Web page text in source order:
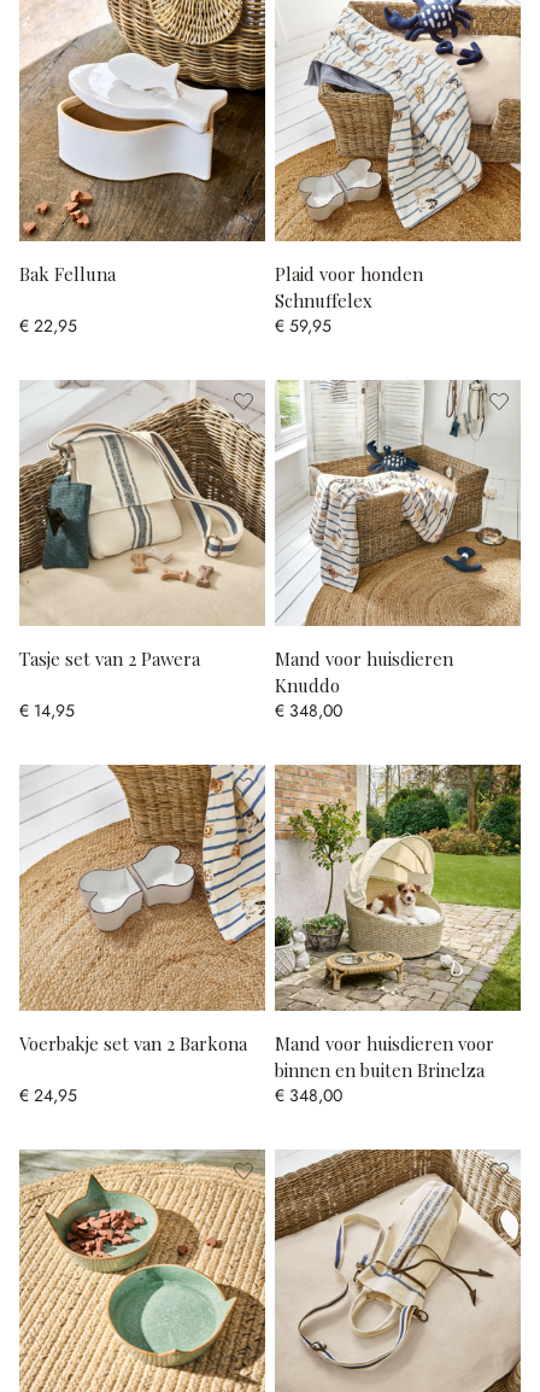
Bak Felluna
€ 22,95
Plaid voor honden
Schnuffelex
€ 59,95
Tasje set van 2 Pawera
€ 14,95
Mand voor huisdieren
Knuddo
€ 348,00
Voerbakje set van 2 Barkona
€ 24,95
Mand voor huisdieren voor
binnen en buiten Brinelza
€ 348,00